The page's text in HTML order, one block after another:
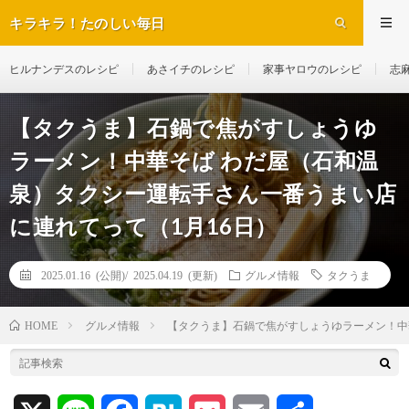
キラキラ！たのしい毎日
ヒルナンデスのレシピ あさイチのレシピ 家事ヤロウのレシピ 志
【タクうま】石鍋で焦がすしょうゆ
ラーメン！中華そば わだ屋（石和温
泉）タクシー運転手さん一番うまい店
に連れてって（1月16日）
2025.01.16 (公開)/ 2025.04.19 (更新) グルメ情報 タクうま
HOME グルメ情報 【タクうま】石鍋で焦がすしょうゆラーメン